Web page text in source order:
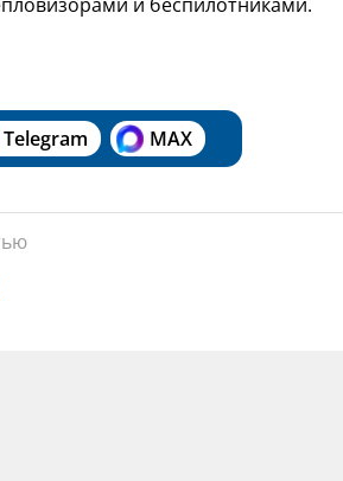
Telegram MAX